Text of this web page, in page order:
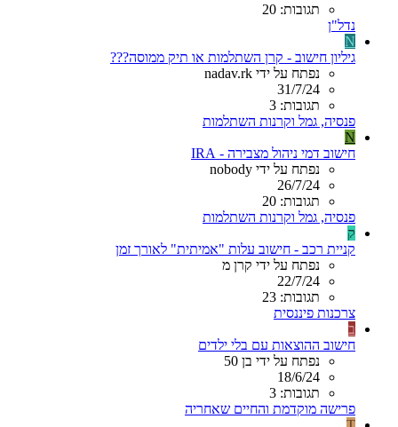
תגובות: 20
נדל"ן
N
גיליון חישוב - קרן השתלמות או תיק ממוסה???
נפתח על ידי nadav.rk
31/7/24
תגובות: 3
פנסיה, גמל וקרנות השתלמות
N
חישוב דמי ניהול מצבירה - IRA
נפתח על ידי nobody
26/7/24
תגובות: 20
פנסיה, גמל וקרנות השתלמות
ק
קניית רכב - חישוב עלות "אמיתית" לאורך זמן
נפתח על ידי קרן מ
22/7/24
תגובות: 23
צרכנות פיננסית
ב
חישוב ההוצאות עם בלי ילדים
נפתח על ידי בן 50
18/6/24
תגובות: 3
פרישה מוקדמת והחיים שאחריה